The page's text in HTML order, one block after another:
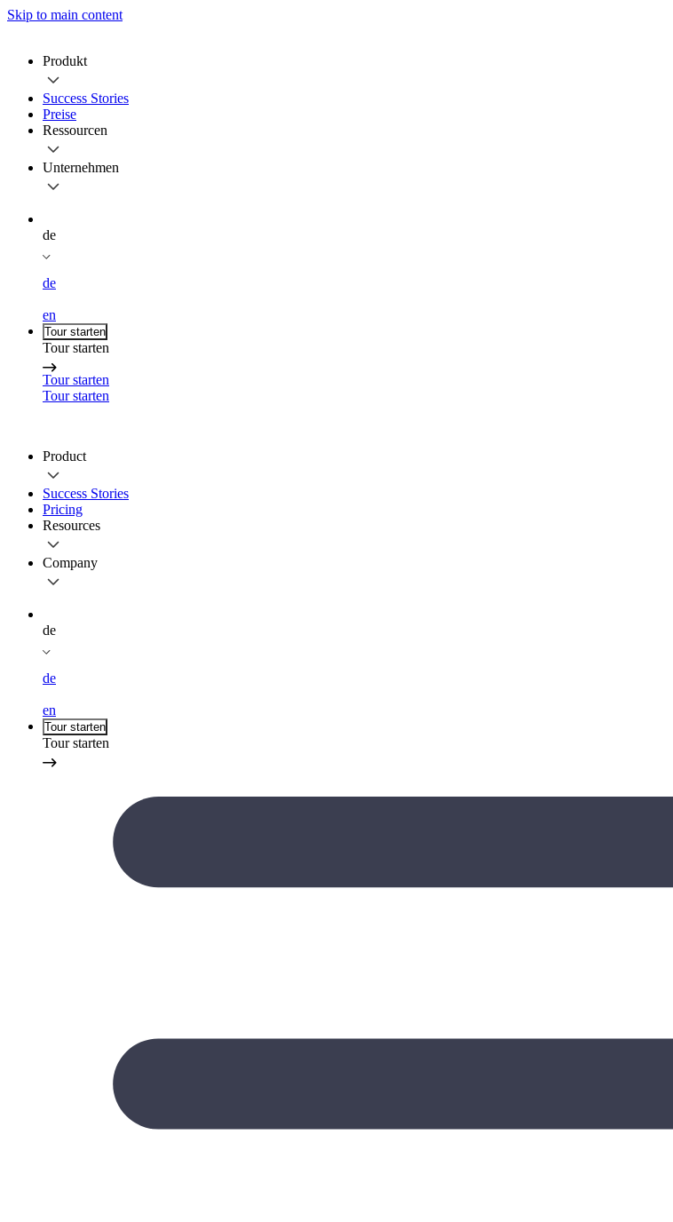
Skip to main content
Produkt
Success Stories
Preise
Ressourcen
Unternehmen
de
de
en
Tour starten
Tour starten
Tour starten
Tour starten
Product
Success Stories
Pricing
Resources
Company
de
de
en
Tour starten
Tour starten